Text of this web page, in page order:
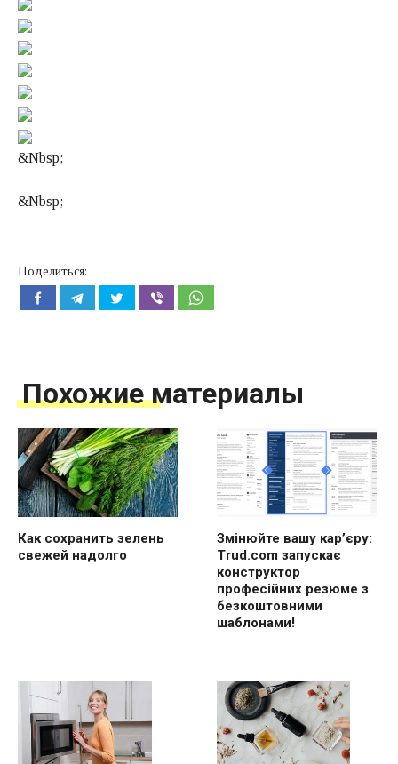
&Nbsp;
&Nbsp;
Поделиться:
Похожие материалы
Как сохранить зелень
свежей надолго
Змінюйте вашу кар’єру:
Trud.com запускає
конструктор
професійних резюме з
безкоштовними
шаблонами!